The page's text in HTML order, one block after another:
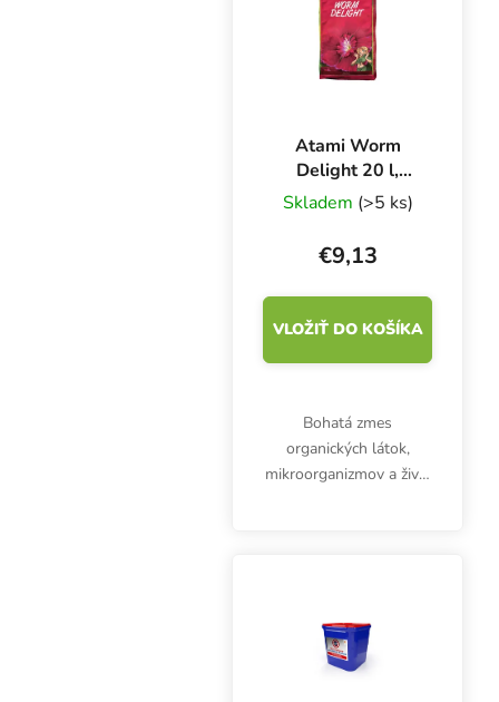
príjem živín.
Atami Worm
Delight 20 l,
pôdna prísada
Skladem (>5 ks)
€9,13
VLOŽIŤ DO KOŠÍKA
Bohatá zmes
organických látok,
mikroorganizmov a živín
komplexný rast.